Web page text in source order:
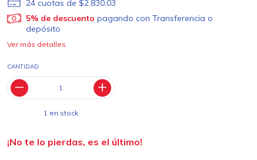
24 cuotas de $2.830,03
5% de descuento pagando con Transferencia o
depósito
Ver más detalles
CANTIDAD
1 en stock
¡No te lo pierdas, es el último!